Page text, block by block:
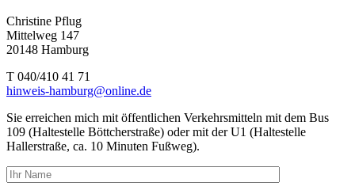
Christine Pflug
Mittelweg 147
20148 Hamburg
T 040/410 41 71
hinweis-hamburg@online.de
Sie erreichen mich mit öffentlichen Verkehrsmitteln mit dem Bus
109 (Haltestelle Böttcherstraße) oder mit der U1 (Haltestelle
Hallerstraße, ca. 10 Minuten Fußweg).